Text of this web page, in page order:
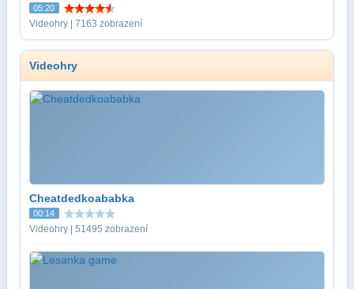
05:20
Videohry | 7163 zobrazení
Videohry
Cheatdedkoababka
00:14
Videohry | 51495 zobrazení